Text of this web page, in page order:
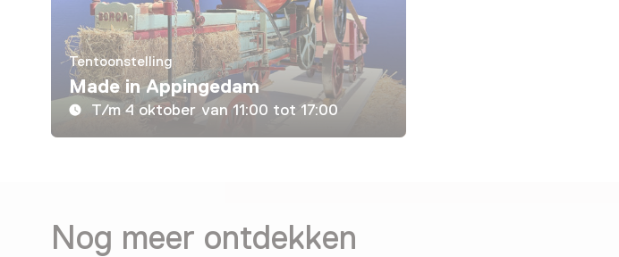
Tentoonstelling
Made in Appingedam
T/m 4 oktober van 11:00 tot 17:00
Nog meer ontdekken